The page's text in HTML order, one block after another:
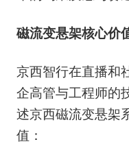
磁流变悬架核心价
京西智行在直播和
企高管与工程师的
述京西磁流变悬架
值：